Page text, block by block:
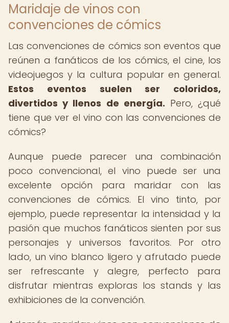
Maridaje de vinos con
convenciones de cómics
Las convenciones de cómics son eventos que
reúnen a fanáticos de los cómics, el cine, los
videojuegos y la cultura popular en general.
Estos eventos suelen ser coloridos,
divertidos y llenos de energía. Pero, ¿qué
tiene que ver el vino con las convenciones de
cómics?
Aunque puede parecer una combinación
poco convencional, el vino puede ser una
excelente opción para maridar con las
convenciones de cómics. El vino tinto, por
ejemplo, puede representar la intensidad y la
pasión que muchos fanáticos sienten por sus
personajes y universos favoritos. Por otro
lado, un vino blanco ligero y afrutado puede
ser refrescante y alegre, perfecto para
disfrutar mientras exploras los stands y las
exhibiciones de la convención.